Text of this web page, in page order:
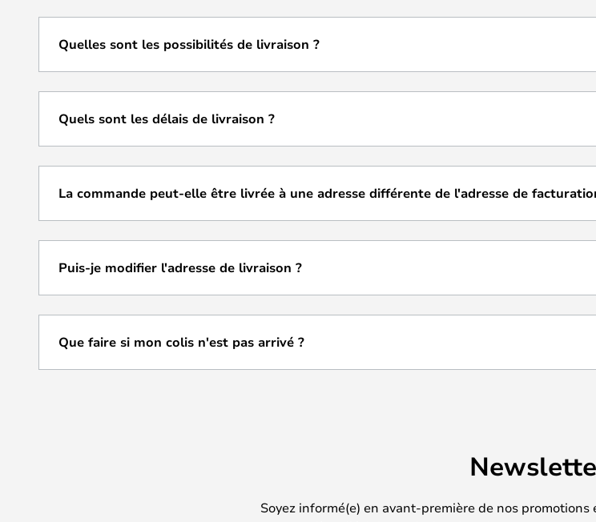
Quelles sont les possibilités de livraison ?
Quels sont les délais de livraison ?
La commande peut-elle être livrée à une adresse différente de l'adresse de
Puis-je modifier l'adresse de livraison ?
Que faire si mon colis n'est pas arrivé ?
Soyez informé(e) en avant-première de nos